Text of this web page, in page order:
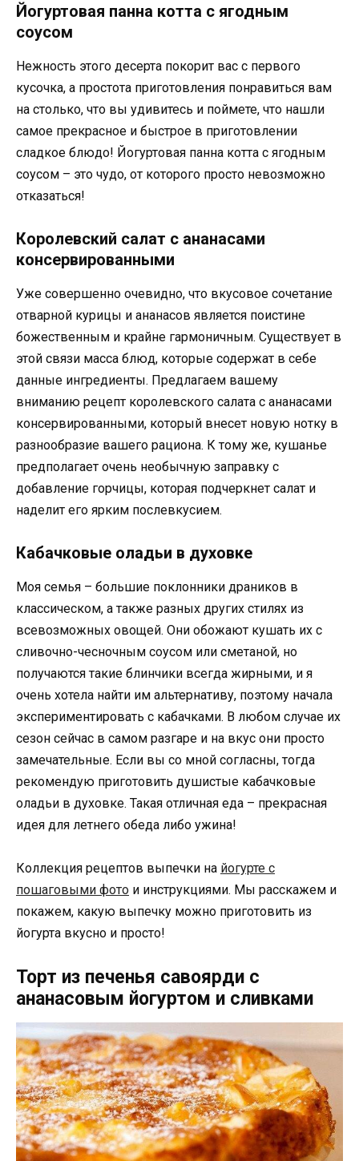
Йогуртовая панна котта с ягодным
соусом
Нежность этого десерта покорит вас с первого
кусочка, а простота приготовления понравиться вам
на столько, что вы удивитесь и поймете, что нашли
самое прекрасное и быстрое в приготовлении
сладкое блюдо! Йогуртовая панна котта с ягодным
соусом – это чудо, от которого просто невозможно
отказаться!
Королевский салат с ананасами
консервированными
Уже совершенно очевидно, что вкусовое сочетание
отварной курицы и ананасов является поистине
божественным и крайне гармоничным. Существует в
этой связи масса блюд, которые содержат в себе
данные ингредиенты. Предлагаем вашему
вниманию рецепт королевского салата с ананасами
консервированными, который внесет новую нотку в
разнообразие вашего рациона. К тому же, кушанье
предполагает очень необычную заправку с
добавление горчицы, которая подчеркнет салат и
наделит его ярким послевкусием.
Кабачковые оладьи в духовке
Моя семья – большие поклонники драников в
классическом, а также разных других стилях из
всевозможных овощей. Они обожают кушать их с
сливочно-чесночным соусом или сметаной, но
получаются такие блинчики всегда жирными, и я
очень хотела найти им альтернативу, поэтому начала
экспериментировать с кабачками. В любом случае их
сезон сейчас в самом разгаре и на вкус они просто
замечательные. Если вы со мной согласны, тогда
рекомендую приготовить душистые кабачковые
оладьи в духовке. Такая отличная еда – прекрасная
идея для летнего обеда либо ужина!
Коллекция рецептов выпечки на йогурте с
пошаговыми фото и инструкциями. Мы расскажем и
покажем, какую выпечку можно приготовить из
йогурта вкусно и просто!
Торт из печенья савоярди с
ананасовым йогуртом и сливками